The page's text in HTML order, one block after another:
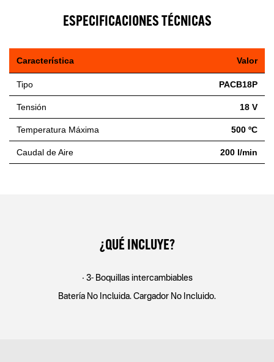
ESPECIFICACIONES TÉCNICAS
Característica Valor
Tipo PACB18P
Tensión 18 V
Temperatura Máxima 500 ºC
Caudal de Aire 200 l/min
¿QUÉ INCLUYE?
• 3- Boquillas intercambiables
Batería No Incluida. Cargador No Incluido.